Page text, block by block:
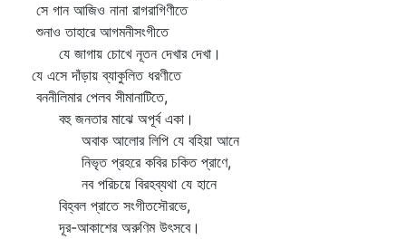
সে গান আজিও নানা রাগরাগিণীতে
শুনাও তাহারে আগমনীসংগীতে
যে জাগায় চোখে নূতন দেখার দেখা।
যে এসে দাঁড়ায় ব্যাকুলিত ধরণীতে
বননীলিমার পেলব সীমানাটিতে,
বহু জনতার মাঝে অপূর্ব একা।
অবাক আলোর লিপি যে বহিয়া আনে
নিভৃত প্রহরে কবির চকিত প্রাণে,
নব পরিচয়ে বিরহব্যথা যে হানে
বিহ্বল প্রাতে সংগীতসৌরভে,
দূর-আকাশের অরুণিম উৎসবে।